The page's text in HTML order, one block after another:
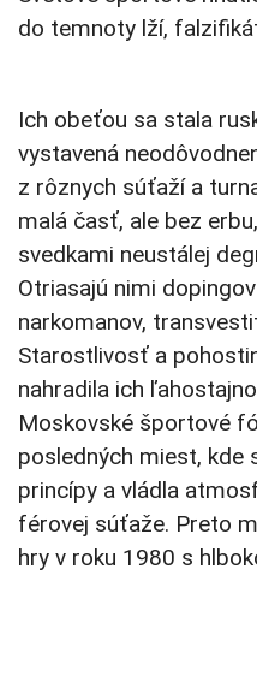
do temnoty lží,
Ich obeťou sa stala
vystavená
z rôznych súťaží a
malá časť, ale bez
svedkami neustálej
Otriasajú nimi
narkomanov,
Starostlivosť a
nahradila ich
Moskovské športové
posledných miest, kde
princípy a vládla
férovej súťaže. Preto
hry v roku 1980 s